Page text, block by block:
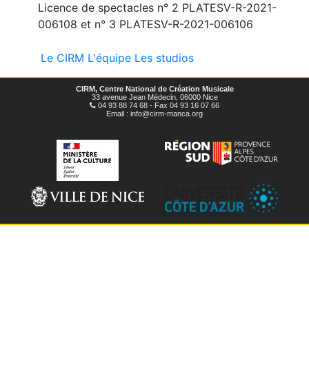
Licence de spectacles n° 2 PLATESV-R-2021-
006108 et n° 3 PLATESV-R-2021-006106
Le CIRM L'équipe Les studios
CIRM, Centre National de Création Musicale
33 avenue Jean Médecin, 06000 Nice
04 93 88 74 68 - Fax 04 93 16 07 66
Email : info@cirm-manca.org